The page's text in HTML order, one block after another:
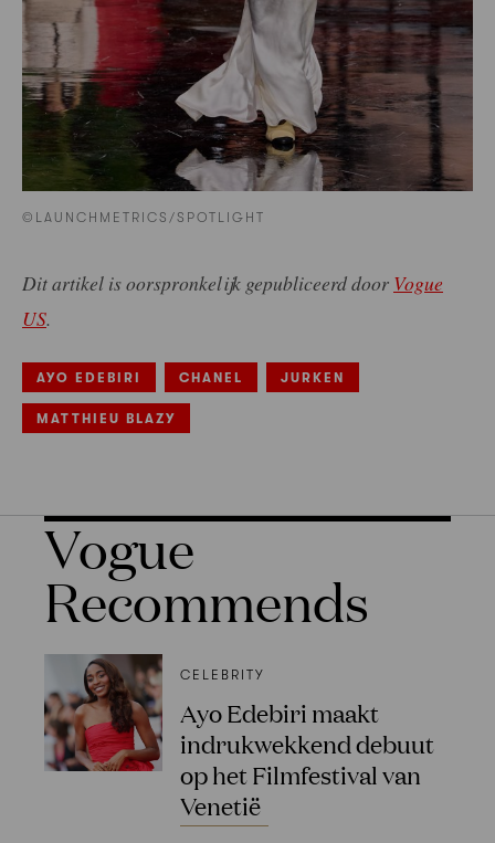
©LAUNCHMETRICS/SPOTLIGHT
Dit artikel is oorspronkelijk gepubliceerd door Vogue
US.
AYO EDEBIRI CHANEL JURKEN
MATTHIEU BLAZY
Vogue
Recommends
CELEBRITY
Ayo Edebiri maakt
indrukwekkend debuut
op het Filmfestival van
Venetië